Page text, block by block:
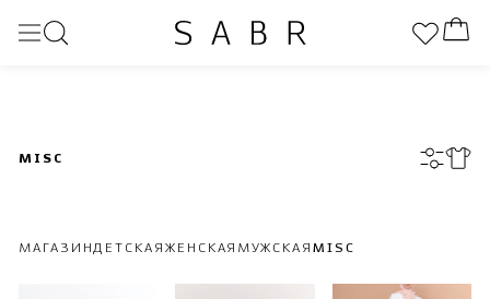
МАГАЗИН ДЕТСКАЯ ЖЕНСКАЯ МУЖСКАЯ MISC
MISC